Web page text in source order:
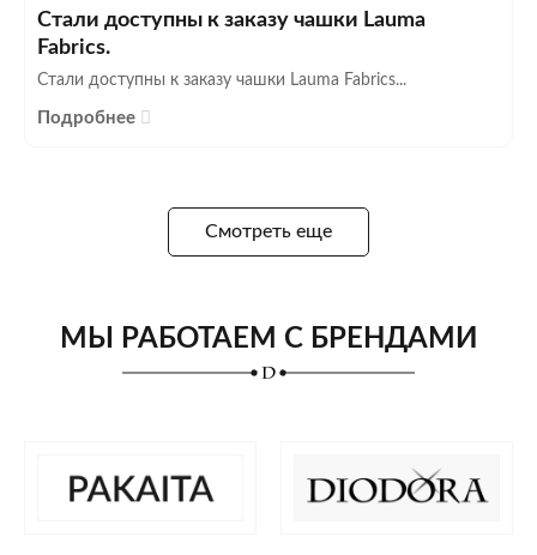
Стали доступны к заказу чашки Lauma
Fabrics.
Стали доступны к заказу чашки Lauma Fabrics...
Подробнее
Смотреть еще
МЫ РАБОТАЕМ С БРЕНДАМИ